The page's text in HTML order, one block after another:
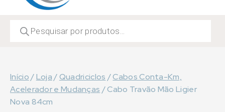
search
Início/Loja /Quadriciclos /Cabos Conta-Km,
Acelerador e Mudanças /Cabo Travão Mão Ligier
Nova 84cm